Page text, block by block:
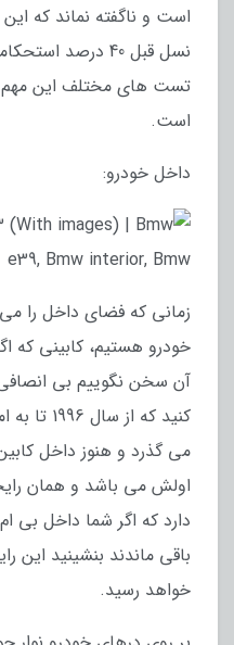
نسل قبل 40 درصد
تست های مختلف این مهم
است.
داخل خودرو:
زمانی که فضای داخل را
خودرو هستیم، کابینی که
آن سخن نگوییم بی
می گذرد و هنوز داخل
اولش می باشد و همان
دارد که اگر شما داخل بی
باقی ماندند بنشینید این
خواهد رسید.